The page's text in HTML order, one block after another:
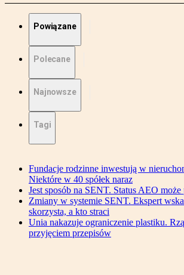
Powiązane
Polecane
Najnowsze
Tagi
Fundacje rodzinne inwestują w
Niektóre w 40 spółek naraz
Jest sposób na SENT. Status AEO
Zmiany w systemie SENT. Ekspert
skorzysta, a kto straci
Unia nakazuje ograniczenie plastiku.
przyjęciem przepisów